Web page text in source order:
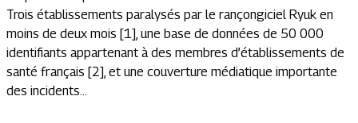
Trois établissements paralysés par le rançongiciel Ryuk en
moins de deux mois [1], une base de données de 50 000
identifiants appartenant à des membres d’établissements de
santé français [2], et une couverture médiatique importante
des incidents...